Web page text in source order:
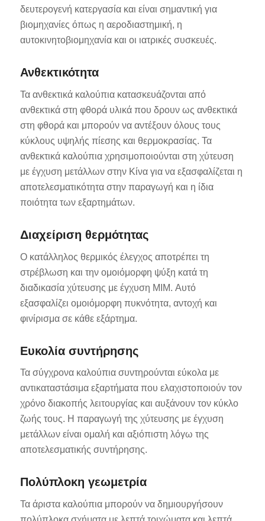
δευτερογενή κατεργασία και είναι σημαντική για
βιομηχανίες όπως η αεροδιαστημική, η
αυτοκινητοβιομηχανία και οι ιατρικές συσκευές.
Ανθεκτικότητα
Τα ανθεκτικά καλούπια κατασκευάζονται από
ανθεκτικά στη φθορά υλικά που δρουν ως ανθεκτικά
στη φθορά και μπορούν να αντέξουν όλους τους
κύκλους υψηλής πίεσης και θερμοκρασίας. Τα
ανθεκτικά καλούπια χρησιμοποιούνται στη χύτευση
με έγχυση μετάλλων στην Κίνα για να εξασφαλίζεται η
αποτελεσματικότητα στην παραγωγή και η ίδια
ποιότητα των εξαρτημάτων.
Διαχείριση θερμότητας
Ο κατάλληλος θερμικός έλεγχος αποτρέπει τη
στρέβλωση και την ομοιόμορφη ψύξη κατά τη
διαδικασία χύτευσης με έγχυση MIM. Αυτό
εξασφαλίζει ομοιόμορφη πυκνότητα, αντοχή και
φινίρισμα σε κάθε εξάρτημα.
Ευκολία συντήρησης
Τα σύγχρονα καλούπια συντηρούνται εύκολα με
αντικαταστάσιμα εξαρτήματα που ελαχιστοποιούν τον
χρόνο διακοπής λειτουργίας και αυξάνουν τον κύκλο
ζωής τους. Η παραγωγή της χύτευσης με έγχυση
μετάλλων είναι ομαλή και αξιόπιστη λόγω της
αποτελεσματικής συντήρησης.
Πολύπλοκη γεωμετρία
Τα άριστα καλούπια μπορούν να δημιουργήσουν